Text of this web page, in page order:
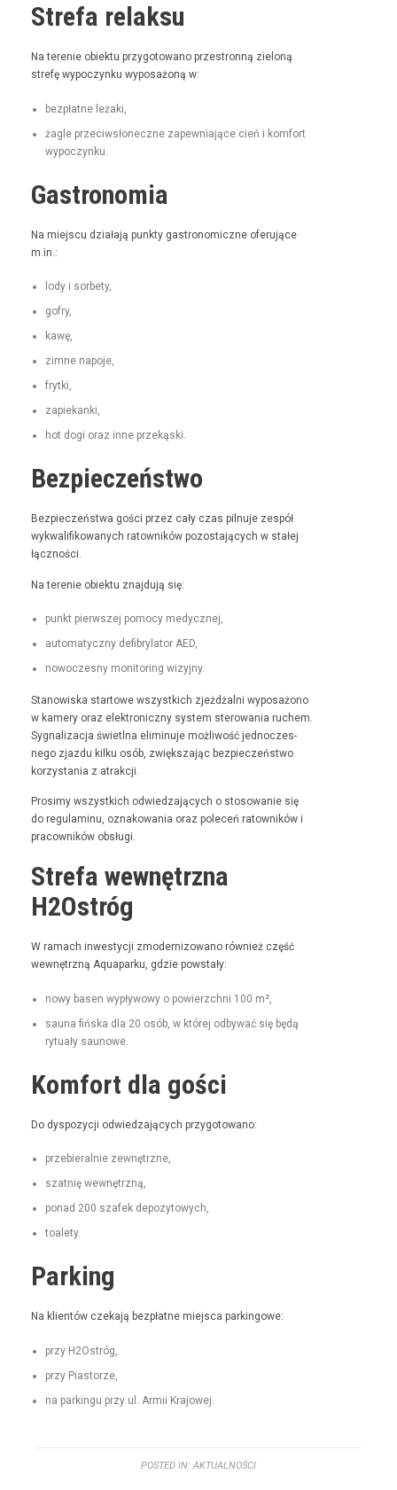
Strefa relaksu
Na tere­nie obiek­tu przy­go­towano prze­stron­ną zieloną
stre­fę wypoczynku wyposażoną w:
bezpłatne leża­ki,
żagle prze­ci­wsłoneczne zapew­ni­a­jące cień i kom­fort
wypoczynku.
Gastronomia
Na miejs­cu dzi­ała­ją punk­ty gas­tro­nom­iczne ofer­u­jące
m.in.:
lody i sorbety,
gofry,
kawę,
zimne napo­je,
fry­t­ki,
zapiekan­ki,
hot dogi oraz inne przekąski.
Bezpieczeństwo
Bez­pieczeńst­wa goś­ci przez cały czas pil­nu­je zespół
wyk­wal­i­fikowanych ratown­ików pozosta­ją­cych w stałej
łączności.
Na tere­nie obiek­tu zna­j­du­ją się:
punkt pier­wszej pomo­cy medycznej,
automaty­czny defi­bry­la­tor AED,
nowoczes­ny mon­i­tor­ing wizyjny.
Stanowiska star­towe wszys­t­kich zjeżdżal­ni wyposażono
w kamery oraz elek­tron­iczny sys­tem sterowa­nia ruchem.
Syg­nal­iza­c­ja świ­etl­na elimin­u­je możli­wość jed­noczes­
nego zjaz­du kilku osób, zwięk­sza­jąc bez­pieczeńst­wo
korzys­ta­nia z atrakcji.
Prosimy wszys­t­kich odwiedza­ją­cych o stosowanie się
do reg­u­laminu, oznakowa­nia oraz pole­ceń ratown­ików i
pra­cown­ików obsługi.
Strefa wewnętrzna
H2Ostróg
W ramach inwest­y­cji zmod­ern­i­zowano również część
wewnętrzną Aqua­parku, gdzie powstały:
nowy basen wypły­wowy o powierzch­ni 100 m²,
sauna fińs­ka dla 20 osób, w której odby­wać się będą
rytu­ały saunowe.
Komfort dla gości
Do dys­pozy­cji odwiedza­ją­cych przygotowano:
prze­bier­al­nie zewnętrzne,
szat­nię wewnętrzną,
pon­ad 200 szafek depozytowych,
toale­ty.
Parking
Na klien­tów czeka­ją bezpłatne miejs­ca parkingowe:
przy H2Ostróg,
przy Pias­torze,
na parkingu przy ul. Armii Krajowej.
POSTED IN: AKTUALNOŚCI